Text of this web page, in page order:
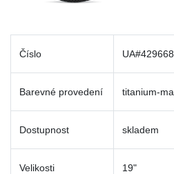
Číslo
Barevné provedení titanium-
Dostupnost skladem
Velikosti 19"